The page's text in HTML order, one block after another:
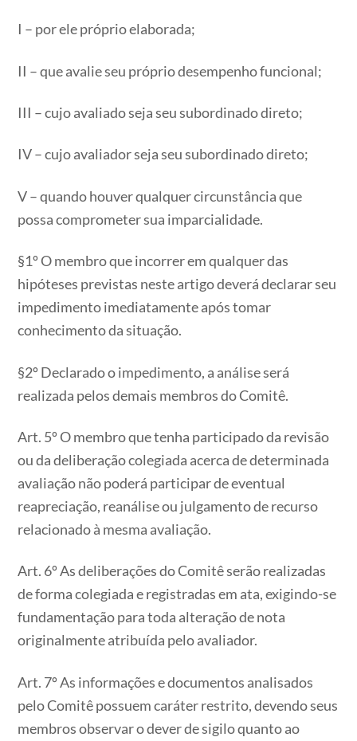
I – por ele próprio elaborada;
II – que avalie seu próprio desempenho funcional;
III – cujo avaliado seja seu subordinado direto;
IV – cujo avaliador seja seu subordinado direto;
V – quando houver qualquer circunstância que
possa comprometer sua imparcialidade.
§1º O membro que incorrer em qualquer das
hipóteses previstas neste artigo deverá declarar seu
impedimento imediatamente após tomar
conhecimento da situação.
§2º Declarado o impedimento, a análise será
realizada pelos demais membros do Comitê.
Art. 5º O membro que tenha participado da revisão
ou da deliberação colegiada acerca de determinada
avaliação não poderá participar de eventual
reapreciação, reanálise ou julgamento de recurso
relacionado à mesma avaliação.
Art. 6º As deliberações do Comitê serão realizadas
de forma colegiada e registradas em ata, exigindo-se
fundamentação para toda alteração de nota
originalmente atribuída pelo avaliador.
Art. 7º As informações e documentos analisados
pelo Comitê possuem caráter restrito, devendo seus
membros observar o dever de sigilo quanto ao